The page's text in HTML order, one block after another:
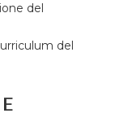
del
del